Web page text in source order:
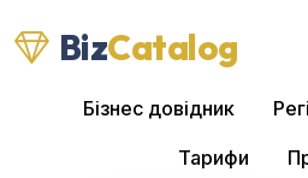
BizCatalog
Бізнес довідник
Тарифи